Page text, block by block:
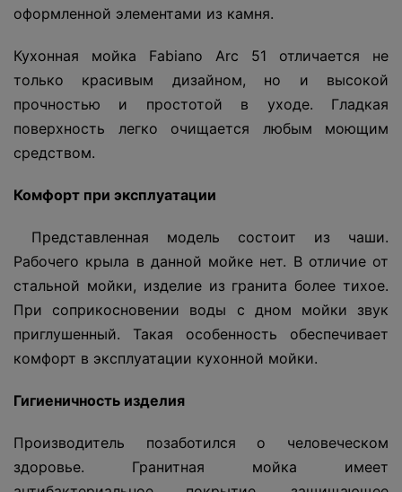
оформленной элементами из камня.
Кухонная мойка Fabiano Arc 51 отличается не
только красивым дизайном, но и высокой
прочностью и простотой в уходе. Гладкая
поверхность легко очищается любым моющим
средством.
Комфорт при эксплуатации
Представленная модель состоит из чаши.
Рабочего крыла в данной мойке нет. В отличие от
стальной мойки, изделие из гранита более тихое.
При соприкосновении воды с дном мойки звук
приглушенный. Такая особенность обеспечивает
комфорт в эксплуатации кухонной мойки.
Гигиеничность изделия
Производитель позаботился о человеческом
здоровье. Гранитная мойка имеет